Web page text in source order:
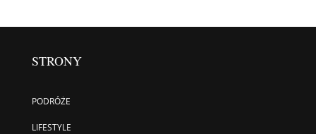
STRONY
PODRÓŻE
LIFESTYLE